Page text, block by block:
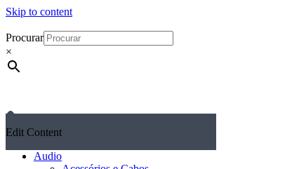
Skip to content
Procurar
×
Edit Content
Audio